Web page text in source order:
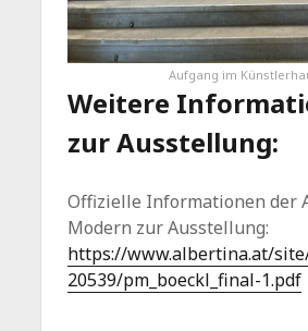
Aufgang im
Weitere
zur Ausstellung:
Offizielle Informationen der
Modern zur Ausstellung:
https://www.albertina.at/
20539/pm_boeckl_final-1.pdf